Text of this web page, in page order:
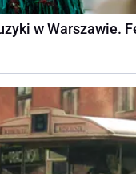
w Warszawie.